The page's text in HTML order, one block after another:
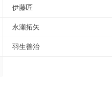
伊藤匠
永瀬拓矢
羽生善治